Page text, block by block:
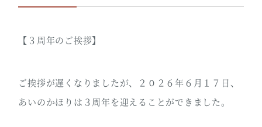
【３周年のご挨拶】
ご挨拶が遅くなりましたが、２０２６年６月１７日、
あいのかほりは３周年を迎えることができました。